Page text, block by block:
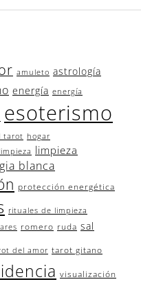
amuleto astrología
energía energía
esoterismo
tarot hogar
limpieza limpieza
blanca
protección energética
rituales de limpieza
romero ruda sal
del amor tarot gitano
visualización